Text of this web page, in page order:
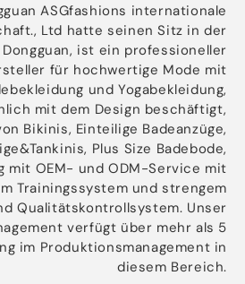
ASGfashions internationale
Ltd hatte seinen Sitz in der
ist ein professioneller
für hochwertige Mode mit
und Yogabekleidung,
mit dem Design beschäftigt,
Bikinis, Einteilige Badeanzüge,
Plus Size Badebode,
mit OEM- und ODM-Service mit
Trainingssystem und strengem
Qualitätskontrollsystem. Unser
verfügt über mehr als 5
im Produktionsmanagement in
diesem Bereich.